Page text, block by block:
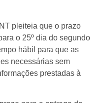
pleiteia que o prazo
o 25º dia do segundo
hábil para que as
necessárias sem
prestadas à